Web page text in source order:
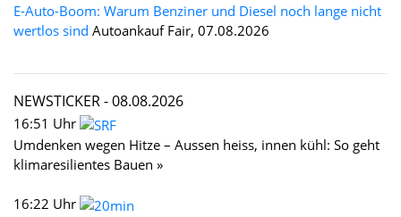
E-Auto-Boom: Warum Benziner und Diesel noch lange nicht
wertlos sind Autoankauf Fair, 07.08.2026
NEWSTICKER -08.08.2026
16:51 Uhr
Umdenken wegen Hitze – Aussen heiss, innen kühl: So geht
klimaresilientes Bauen »
16:22 Uhr